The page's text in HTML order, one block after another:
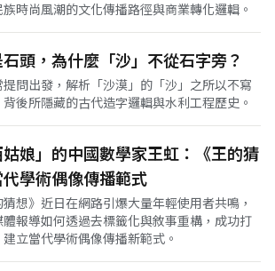
時尚風潮的文化傳播路徑與商業轉化邏輯。
頭，為什麼「沙」不從石字旁？
問出發，解析「沙漠」的「沙」之所以不寫
後所隱藏的古代造字邏輯與水利工程歷史。
娘」的中國數學家王虹：《王的猜
學術偶像傳播範式
想》近日在網路引爆大量年輕使用者共鳴，
報導如何透過去標籤化與敘事重構，成功打
立當代學術偶像傳播新範式。